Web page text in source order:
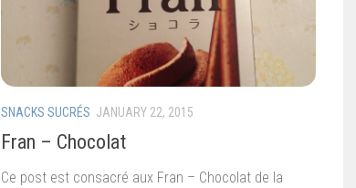
SNACKS SUCRÉS JANUARY 22, 2015
Fran – Chocolat
Ce post est consacré aux Fran – Chocolat de la